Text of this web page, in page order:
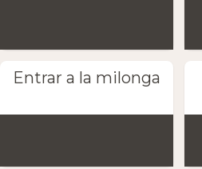
Entrar a la milonga